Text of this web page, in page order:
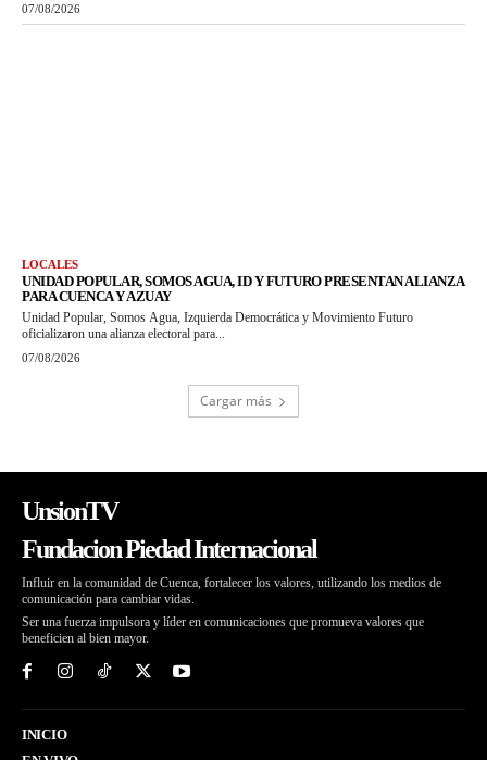
07/08/2026
LOCALES
UNIDAD POPULAR, SOMOS AGUA, ID Y FUTURO PRESENTAN ALIANZA
PARA CUENCA Y AZUAY
Unidad Popular, Somos Agua, Izquierda Democrática y Movimiento Futuro
oficializaron una alianza electoral para...
07/08/2026
Cargar más
UnsionTV
Fundacion Piedad Internacional
Influir en la comunidad de Cuenca, fortalecer los valores, utilizando los medios de
comunicación para cambiar vidas.
Ser una fuerza impulsora y líder en comunicaciones que promueva valores que
beneficien al bien mayor.
INICIO